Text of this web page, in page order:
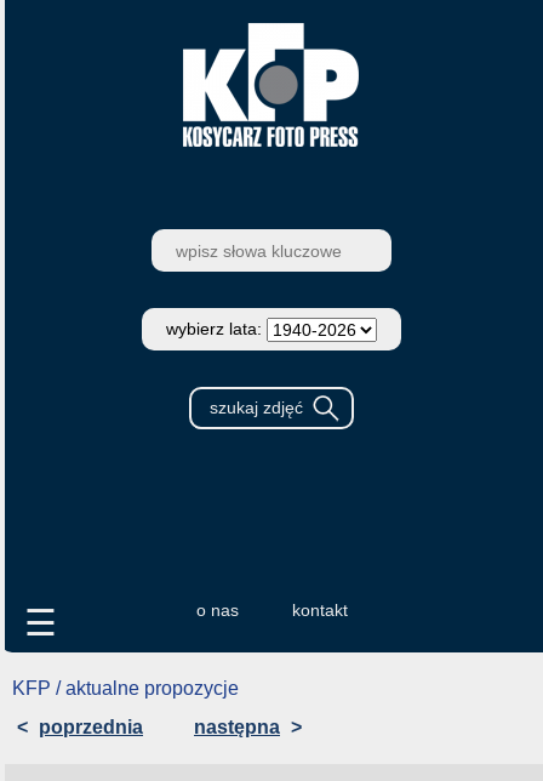
wybierz lata:
o nas kontakt
☰
KFP / aktualne propozycje
< poprzednia następna >